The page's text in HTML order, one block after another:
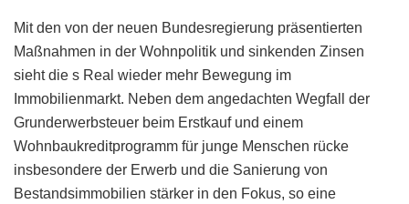
Mit den von der neuen Bundesregierung präsentierten
Maßnahmen in der Wohnpolitik und sinkenden Zinsen
sieht die s Real wieder mehr Bewegung im
Immobilienmarkt. Neben dem angedachten Wegfall der
Grunderwerbsteuer beim Erstkauf und einem
Wohnbaukreditprogramm für junge Menschen rücke
insbesondere der Erwerb und die Sanierung von
Bestandsimmobilien stärker in den Fokus, so eine